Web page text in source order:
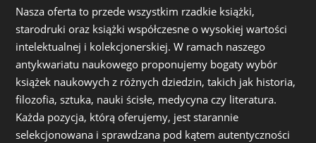
Nasza oferta to przede wszystkim rzadkie książki,
starodruki oraz książki współczesne o wysokiej wartości
intelektualnej i kolekcjonerskiej. W ramach naszego
antykwariatu naukowego proponujemy bogaty wybór
książek naukowych z różnych dziedzin, takich jak historia,
filozofia, sztuka, nauki ścisłe, medycyna czy literatura.
Każda pozycja, którą oferujemy, jest starannie
selekcjonowana i sprawdzana pod kątem autentyczności